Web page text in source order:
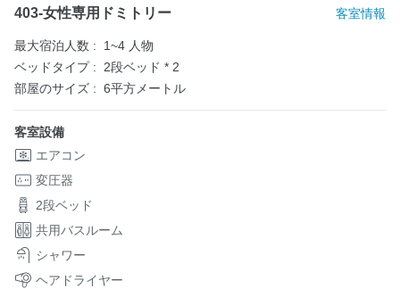
403-女性専用ドミトリー 客室情報
最大宿泊人数 :
1~4 人物
ベッドタイプ : 2段ベッド * 2
部屋のサイズ : 6平方メートル
客室設備
エアコン
変圧器
2段ベッド
共用バスルーム
シャワー
ヘアドライヤー